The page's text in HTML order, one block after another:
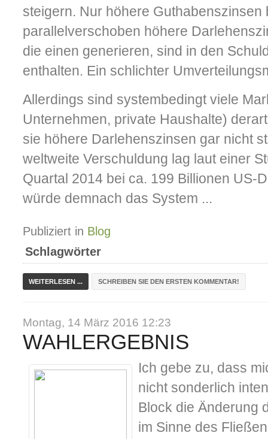
steigern. Nur höhere Guthabenszinsen
parallelverschoben höhere
die einen generieren, sind in den
enthalten. Ein schlichter
Allerdings sind systembedingt viele
Unternehmen, private Haushalte)
sie höhere Darlehenszinsen gar nicht
weltweite Verschuldung lag laut einer
Quartal 2014 bei ca. 199 Billionen US-
würde demnach das System ...
Publiziert in Blog
Schlagwörter
SCHREIBEN SIE DEN ERSTEN KOMMENTAR!
WEITERLESEN ...
Montag, 14 März 2016 12:23
WAHLERGEBNIS
Ich gebe zu, dass
nicht sonderlich
Block die Änderung
im Sinne des